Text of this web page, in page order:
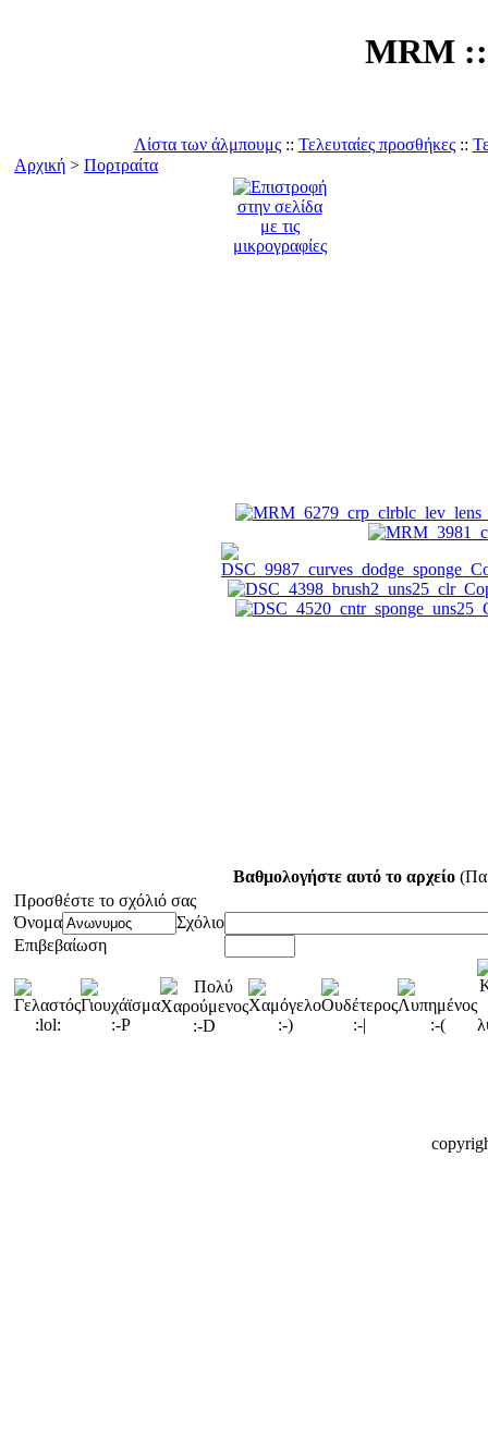
MRM
Λίστα των άλμπουμς:: Τελευταίες προσθήκες::
Αρχική > Πορτραίτα
Βαθμολογήστε αυτό το αρχείο
Προσθέστε το σχόλιό σας
Όνομα
Σχόλιο
Επιβεβαίωση